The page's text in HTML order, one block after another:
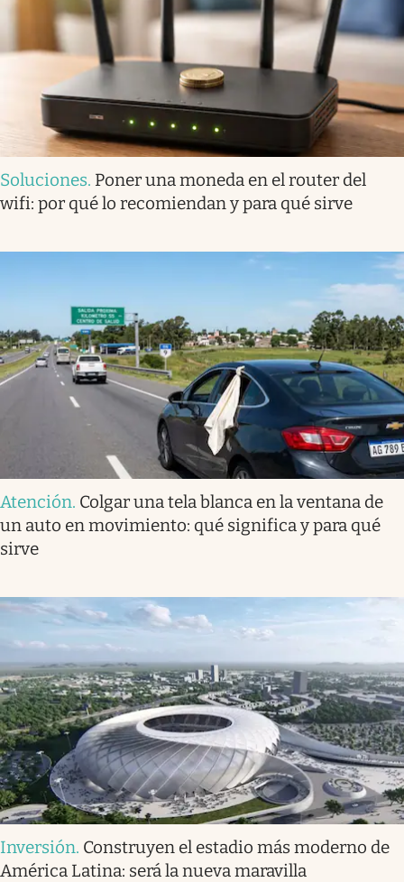
Soluciones. Poner una moneda en el router del
wifi: por qué lo recomiendan y para qué sirve
Atención. Colgar una tela blanca en la ventana de
un auto en movimiento: qué significa y para qué
sirve
Inversión. Construyen el estadio más moderno de
América Latina: será la nueva maravilla